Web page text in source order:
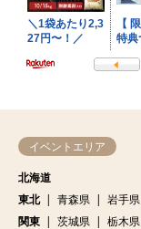
イベントエリア
北海道
東北
青森県 岩手県
関東
茨城県 栃木県